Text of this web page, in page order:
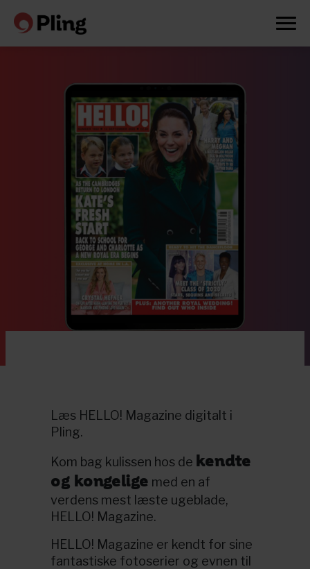
Prøv en måned gratis
Læs HELLO! Magazine digitalt i
Pling.
Kom bag kulissen hos de kendte
og kongelige med en af
verdens mest læste ugeblade,
HELLO! Magazine.
HELLO! Magazine er kendt for sine
fantastiske fotoserier og evnen til